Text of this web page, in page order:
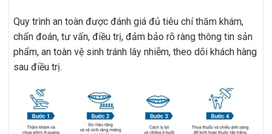
Quy trình an toàn được đánh giá đủ tiêu chí thăm khám,
chẩn đoán, tư vấn, điều trị, đảm bảo rõ ràng thông tin sản
phẩm, an toàn vệ sinh tránh lây nhiễm, theo dõi khách hàng
sau điều trị.